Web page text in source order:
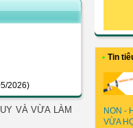
2026)
VÀ VỪA LÀM
• Tin
NON -
VỪA